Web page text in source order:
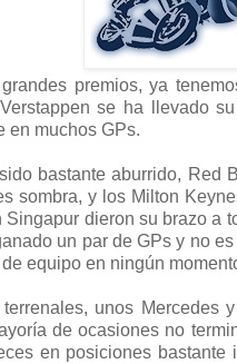
premios, ya
se ha llevado
en muchos GPs.
bastante aburrido, Red
sombra, y los Milton
dieron su brazo a
un par de GPs y no
equipo en ningún
unos Mercedes
de ocasiones no
en posiciones